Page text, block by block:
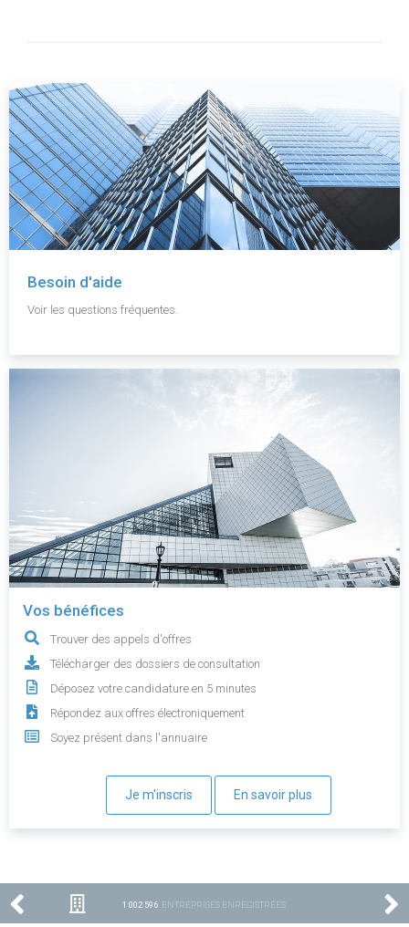
Besoin d'aide
Voir les questions fréquentes.
Vos bénéfices
Trouver des appels d'offres
Télécharger des dossiers de consultation
Déposez votre candidature en 5 minutes
Répondez aux offres électroniquement
Soyez présent dans l'annuaire
Je m'inscris En savoir plus
1 002 596 ENTREPRISES ENREGISTRÉES